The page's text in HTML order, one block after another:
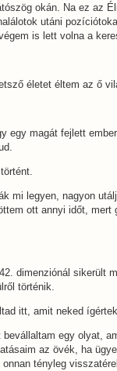
okán. Na ez az
utáni
is lett volna a
életet éltem az ő
egy magát fejlett
mi legyen, nagyon
ott annyi időt,
dimenziónál sikerült
történik.
itt, amit neked
bevállaltam egy olyat,
az övék, ha
tényleg